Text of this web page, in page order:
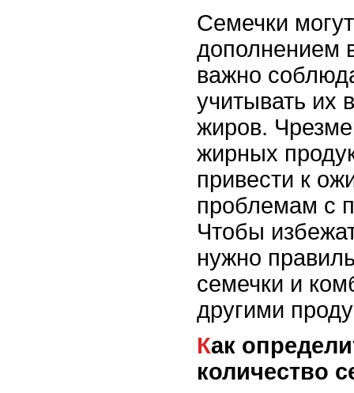
Семечки
дополнением
важно
учитывать их
жиров.
жирных
привести к
проблемам с
Чтобы
нужно
семечки и
другими
Как определить оптимальное
количество